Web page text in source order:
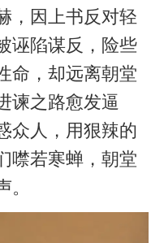
，因上书反对轻
诬陷谋反，险些
命，却远离朝堂
谏之路愈发逼
众人，用狠辣的
噤若寒蝉，朝堂